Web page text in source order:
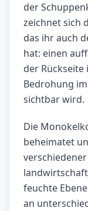
der
zeichnet sich
das ihr auch
hat: einen
der Rückseite
Bedrohung
sichtbar wird.
Die
beheimatet
feuchte
an